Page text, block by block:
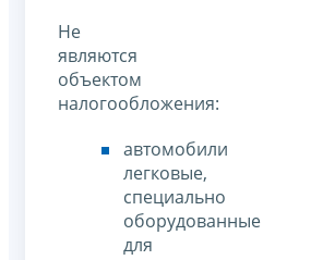
Не
являются
объектом
налогообложения:
автомобили
легковые,
специально
оборудованные
для